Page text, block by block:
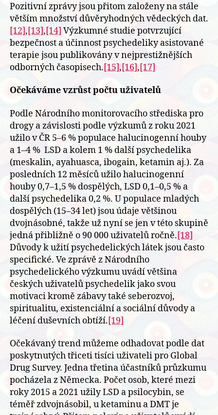
Pozitivní zprávy jsou přitom založeny na stále
větším množství důvěryhodných vědeckých dat.
[12],[13],[14] Výzkumné studie potvrzující
bezpečnost a účinnost psychedeliky asistované
terapie jsou publikovány v nejprestižnějších
odborných časopisech.[15],[16],[17]
Očekáváme vzrůst počtu uživatelů
Podle Národního monitorovacího střediska pro
drogy a závislosti podle výzkumů z roku 2021
užilo v ČR 5–6 % populace halucinogenní houby
a 1–4 % LSD a kolem 1 % další psychedelika
(meskalin, ayahuasca, ibogain, ketamin aj.). Za
posledních 12 měsíců užilo halucinogenní
houby 0,7–1,5 % dospělých, LSD 0,1–0,5 % a
další psychedelika 0,2 %. U populace mladých
dospělých (15–34 let) jsou údaje většinou
dvojnásobné, takže už nyní se jen v této skupině
jedná přibližně o 90 000 uživatelů ročně.[18]
Důvody k užití psychedelických látek jsou často
specifické. Ve zprávě z Národního
psychedelického výzkumu uvádí většina
českých uživatelů psychedelik jako svou
motivaci kromě zábavy také seberozvoj,
spiritualitu, existenciální a sociální důvody a
léčení duševních obtíží.[19]
Očekávaný trend můžeme odhadovat podle dat
poskytnutých třiceti tisíci uživateli pro Global
Drug Survey. Jedna třetina účastníků průzkumu
pocházela z Německa. Počet osob, které mezi
roky 2015 a 2021 užily LSD a psilocybin, se
téměř zdvojnásobil, u ketaminu a DMT je